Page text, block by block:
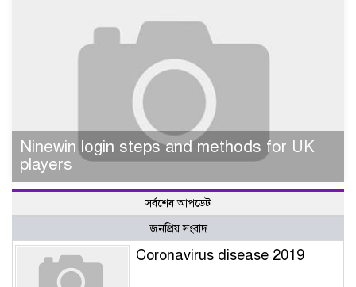
Ninewin login steps and methods for UK
players
সর্বশেষ আপডেট
জনপ্রিয় সংবাদ
Coronavirus disease 2019